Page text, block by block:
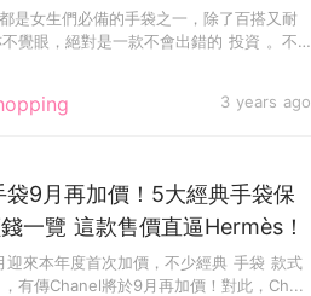
3 years ago
是女生們必備的手袋之一，除了百搭又耐
覺眼，絕對是一款不會出錯的 投資 。不
9月再加價！5大經典手袋保
一覽 這款售價直逼Hermès！
來本年度首次加價，不少經典 手袋 款式
有傳Chanel將於9月再加價！對此，Ch...